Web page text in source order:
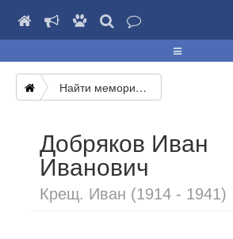
Найти мемориал
Добряков Иван
Иванович
Крещ. Иван (1914 - 1941)